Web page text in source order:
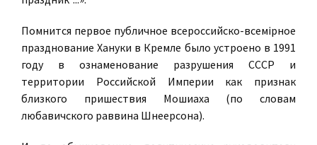
Помнится первое публичное всероссийско-всемiрное
празднование Хануки в Кремле было устроено в 1991
году в ознаменование разрушения СССР и
территории Российской Империи как признак
близкого пришествия Мошиаха (по словам
любавичского раввина Шнеерсона).